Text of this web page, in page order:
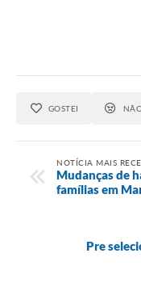
GOSTEI
NOTÍCIA MAIS
Mudanças de
famílias em
Pre